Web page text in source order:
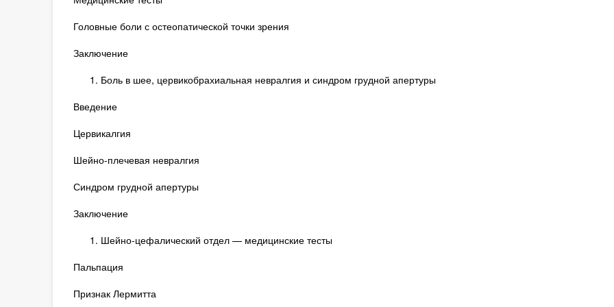
Головные боли с остеопатической точки зрения
Заключение
Боль в шее, цервикобрахиальная невралгия и синдром грудной апертуры
Введение
Цервикалгия
Шейно-плечевая невралгия
Синдром грудной апертуры
Заключение
Шейно-цефалический отдел — медицинские тесты
Пальпация
Признак Лермитта